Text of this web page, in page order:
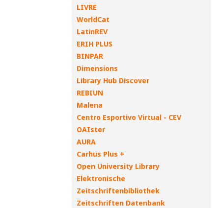
LIVRE
WorldCat
LatinREV
ERIH PLUS
BINPAR
Dimensions
Library Hub Discover
REBIUN
Malena
Centro Esportivo Virtual - CEV
OAIster
AURA
Carhus Plus +
Open University Library
Elektronische
Zeitschriftenbibliothek
Zeitschriften Datenbank